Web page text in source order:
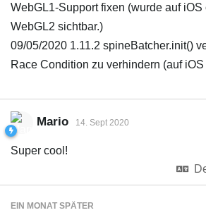
WebGL1-Support fixen (wurde auf
WebGL2 sichtbar.)
09/05/2020 1.11.2 spineBatcher.init()
Race Condition zu verhindern (auf
Mario 14. Sept 2020
Super cool!
EIN MONAT SPÄTER